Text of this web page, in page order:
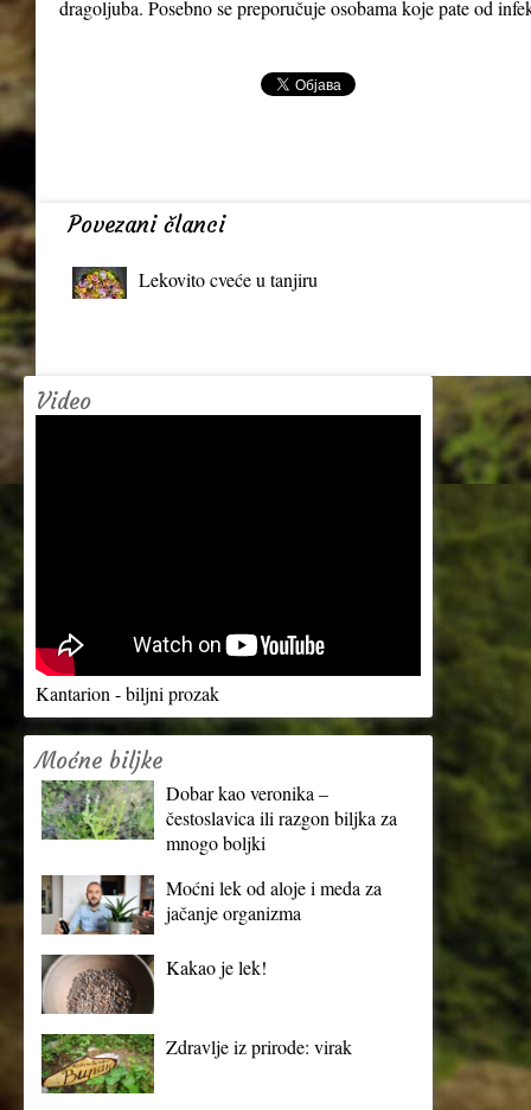
dragoljuba. Posebno se preporučuje osobama koje pate od
Povezani članci
Lekovito cveće u tanjiru
Video
Kantarion - biljni prozak
Moćne biljke
Dobar kao veronika –
čestoslavica ili razgon biljka za
mnogo boljki
Moćni lek od aloje i meda za
jačanje organizma
Kakao je lek!
Zdravlje iz prirode: virak